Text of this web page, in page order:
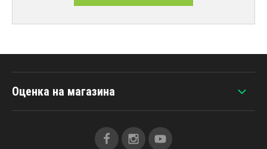
Оценка на магазина